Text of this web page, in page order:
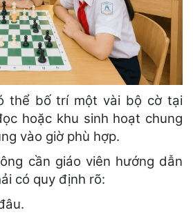
thể bố trí một vài bộ cờ tại
hoặc khu sinh hoạt chung
vào giờ phù hợp.
cần giáo viên hướng dẫn
có quy định rõ: